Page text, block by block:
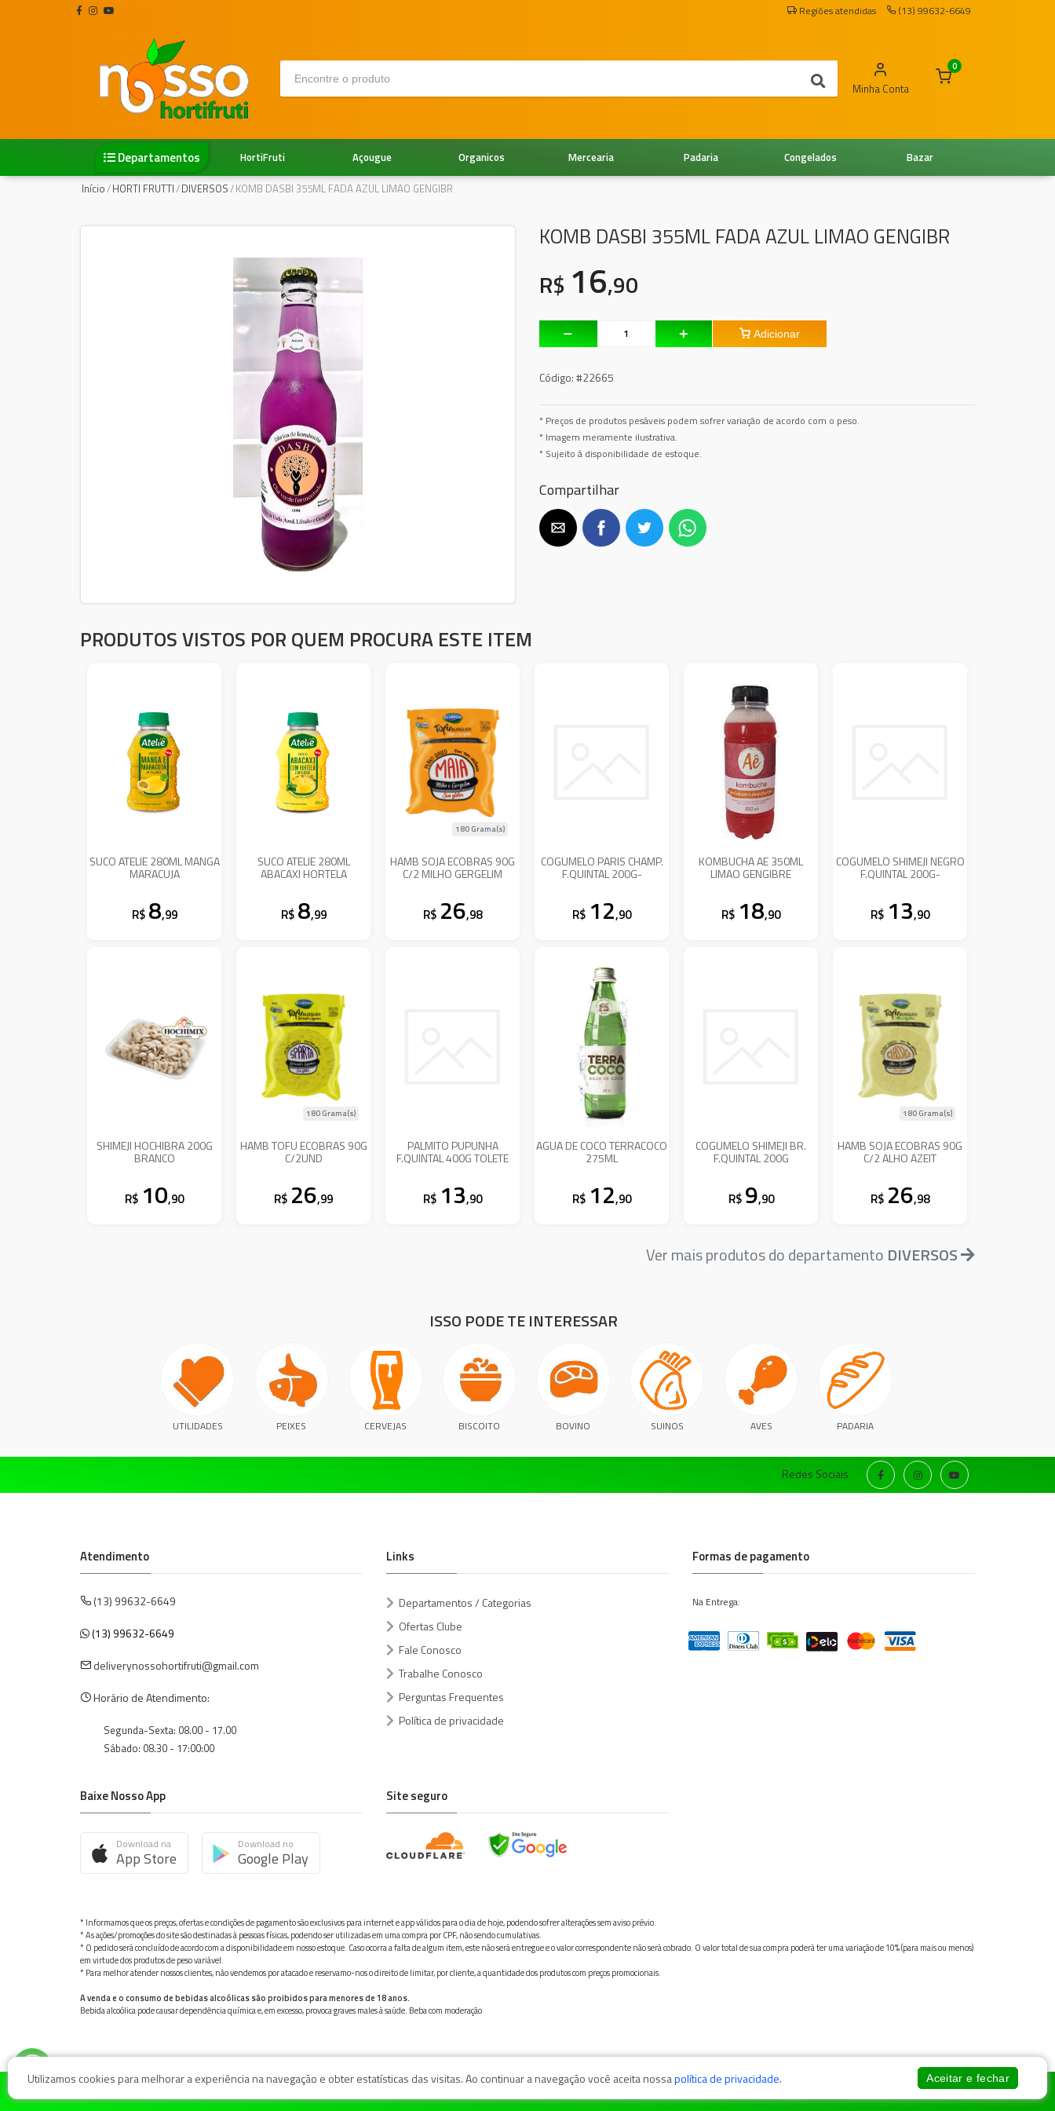
Regiões atendidas (13) 99632-6649
Minha Conta
0
Departamentos Bazar
Congelados
Padaria
Mercearia
Organicos
Açougue
HortiFruti
Início/HORTI FRUTTI/DIVERSOS/KOMB DASBI 355ML FADA AZUL LIMAO GENGIBR
KOMB DASBI 355ML FADA AZUL LIMAO GENGIBR
R$ 16,90
Adicionar
Código:#22665
* Preços de produtos pesáveis podem sofrer variação de acordo com o peso.
* Imagem meramente ilustrativa.
* Sujeito à disponibilidade de estoque.
Compartilhar
PRODUTOS VISTOS POR QUEM PROCURA ESTE ITEM
SUCO ATELIE 280ML MANGA
MARACUJA
R$ 8,99
SUCO ATELIE 280ML
ABACAXI HORTELA
R$ 8,99
HAMB SOJA ECOBRAS 90G
C/2 MILHO GERGELIM
180 Grama(s)
R$ 26,98
COGUMELO PARIS CHAMP.
F.QUINTAL 200G-
R$ 12,90
KOMBUCHA AE 350ML
LIMAO GENGIBRE
R$ 18,90
COGUMELO SHIMEJI NEGRO
F.QUINTAL 200G-
R$ 13,90
SHIMEJI HOCHIBRA 200G
BRANCO
R$ 10,90
HAMB TOFU ECOBRAS 90G
C/2UND
180 Grama(s)
R$ 26,99
PALMITO PUPUNHA
F.QUINTAL 400G TOLETE
R$ 13,90
AGUA DE COCO TERRACOCO
275ML
R$ 12,90
COGUMELO SHIMEJI BR.
F.QUINTAL 200G
R$ 9,90
HAMB SOJA ECOBRAS 90G
C/2 ALHO AZEIT
180 Grama(s)
R$ 26,98
Ver mais produtos do departamento DIVERSOS
ISSO PODE TE INTERESSAR
UTILIDADES PEIXES CERVEJAS BISCOITO BOVINO SUINOS AVES PADARIA
Redes Sociais
Atendimento
(13) 99632-6649
(13) 99632-6649
deliverynossohortifruti@gmail.com
Horário de Atendimento:
Segunda-Sexta: 08.00 - 17.00
Sábado: 08.30 - 17:00:00
Links
Departamentos / Categorias
Ofertas Clube
Fale Conosco
Trabalhe Conosco
Perguntas Frequentes
Política de privacidade
Formas de pagamento
Na Entrega:
Baixe Nosso App
Download na
App Store
Download no
Google Play
Site seguro
* Informamos que os preços, ofertas e condições de pagamento são exclusivos para internet e app válidos para o dia de hoje, podendo sofrer alterações sem aviso prévio.
* As ações/promoções do site são destinadas à pessoas físicas, podendo ser utilizadas em uma compra por CPF, não sendo cumulativas.
* O pedido será concluído de acordo com a disponibilidade em nosso estoque. Caso ocorra a falta de algum item, este não será entregue e o valor correspondente não será cobrado. O valor total de sua compra poderá ter uma variação de 10% (para mais ou menos)
em virtude dos produtos de peso variável.
* Para melhor atender nossos clientes, não vendemos por atacado e reservamo-nos o direito de limitar, por cliente, a quantidade dos produtos com preços promocionais.
A venda e o consumo de bebidas alcoólicas são proibidos para menores de 18 anos.
Bebida alcoólica pode causar dependência química e, em excesso, provoca graves males à saúde. Beba com moderação
Utilizamos cookies para melhorar a experiência na navegação e obter estatísticas das visitas. Ao continuar a navegação você aceita nossapolítica de privacidade. Aceitar e fechar